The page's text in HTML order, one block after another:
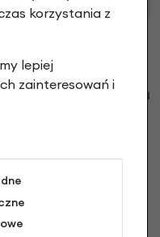
pytania o ten
korzystania z
lepiej
zainteresowań i